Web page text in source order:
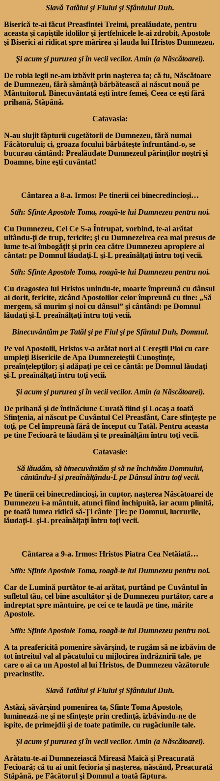
Slavă Tatălui şi Fiului şi Sfântului Duh.
Biserică te-ai făcut Preasfintei Treimi, prealăudate, pentru
aceasta şi capiştile idolilor şi jertfelnicele le-ai zdrobit, Apostole
şi Bise­rici ai ridicat spre mărirea şi lauda lui Hristos Dumnezeu.
Şi acum şi pururea şi în vecii vecilor. Amin (a Născătoarei).
De robia legii ne-am izbăvit prin naşterea ta; că tu, Născă­toare
de Dumnezeu, fără să­mânţă bărbătească ai născut nouă pe
Mântuitorul. Binecu­vântată eşti între femei, Ceea ce eşti fără
prihană, Stăpână.
Catavasia:
N-au slujit făpturii cuge­tătorii de Dumnezeu, fără numai
Făcătorului; ci, groaza focului bărbăteşte înfruntând-o, se
bucurau cântând: Prealăudate Dumnezeul părinţilor noştri şi
Doamne, bine eşti cuvântat!
Cântarea a 8-a. Irmos: Pe tinerii cei binecredincioşi…
Stih: Sfinte Apostole Toma, roagă-te lui Dumnezeu pentru noi.
Cu Dumnezeu, Cel Ce S-a Întrupat, vorbind, te-ai arătat
uitându-ţi de trup, feri­cite; şi cu Dumnezeirea cea mai presus de
lume te-ai îmbogăţit şi prin cea către Dumnezeu apropiere ai
cântat: pe Domnul lăudaţi-L şi-L preaînălţaţi întru toţi vecii.
Stih: Sfinte Apostole Toma, roagă-te lui Dumnezeu pentru noi.
Cu dragostea lui Hristos unindu-te, moarte împreună cu dânsul
ai dorit, fericite, zicând Apostolilor celor împreună cu tine: „Să
mergem, să murim şi noi cu dânsul” şi cântând: pe Domnul
lăudaţi şi-L preaînăl­ţaţi întru toţi vecii.
Binecuvântăm pe Tatăl şi pe Fiul şi pe Sfântul Duh, Domnul.
Pe voi Apostolii, Hristos v-a arătat nori ai Cereştii Ploi cu care
umpleţi Bisericile de Apa Dumnezeieştii Cunoştinţe,
preaînţelepţilor; şi adăpaţi pe cei ce cântă: pe Domnul lăudaţi
şi-L preaînălţaţi întru toţi vecii.
Şi acum şi pururea şi în vecii vecilor. Amin (a Născătoarei).
De prihană şi de întinăciune Curată fiind şi Locaş a toată
Sfinţenia, ai născut pe Cuvântul Cel Preasfânt, Care sfinţeşte pe
toţi, pe Cel împreună fără de început cu Tatăl. Pentru aceas­ta
pe tine Fecioară te lăudăm şi te preaînălţăm întru toţi vecii.
Catavasie:
Să lăudăm, să binecuvântăm şi să ne închinăm Domnului,
cântându-I şi preaînălţându-L pe Dânsul întru toţi vecii.
Pe tinerii cei binecredincioşi, în cuptor, naşterea Născătoarei de
Dumnezeu i-a mântuit, atunci fiind închipuită, iar acum plinită,
pe toată lumea ridică să-Ţi cânte Ţie: pe Domnul, lucrurile,
lăudaţi-L şi-L preaînălţaţi întru toţi vecii.
Cântarea a 9-a. Irmos: Hristos Piatra Cea Netăiată…
Stih: Sfinte Apostole Toma, roagă-te lui Dumnezeu pentru noi.
Car de Lumină purtător te-ai arătat, purtând pe Cuvântul în
sufletul tău, cel bine ascultător şi de Dumnezeu purtător, care a
îndreptat spre mântuire, pe cei ce te laudă pe tine, mărite
Apostole.
Stih: Sfinte Apostole Toma, roagă-te lui Dumnezeu pentru noi.
A ta preafericită pomenire săvârşind, te rugăm să ne izbă­vim de
tot întreitul val al păca­tului cu mijlocirea îndrăznirii tale, pe
care o ai ca un Apostol al lui Hristos, de Dumnezeu văzătorule
preacinstite.
Slavă Tatălui şi Fiului şi Sfântului Duh.
Astăzi, săvârşind pomenirea ta, Sfinte Toma Apostole,
luminează-ne şi ne sfinţeşte prin credinţă, izbăvindu-ne de
ispite, de primej­dii şi de toate patimile, cu rugă­ciunile tale.
Şi acum şi pururea şi în vecii vecilor. Amin (a Născătoarei).
Arătatu-te-ai Dumnezeiască Mireasă Maică şi Preacurată
Fecioară; că tu ai unit fecioria şi naşterea, născând, Preacurată
Stăpână, pe Făcătorul şi Dom­nul a toată făptura.